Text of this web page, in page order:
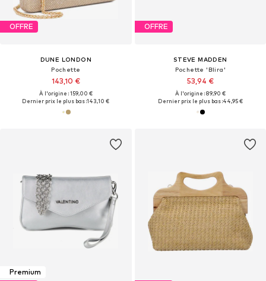
OFFRE
DUNE LONDON
Pochette
143,10 €
À l'origine : 159,00 €
Dernier prix le plus bas :143,10 €
OFFRE
STEVE MADDEN
Pochette 'Blira'
53,94 €
À l'origine : 89,90 €
Dernier prix le plus bas :44,95 €
Premium